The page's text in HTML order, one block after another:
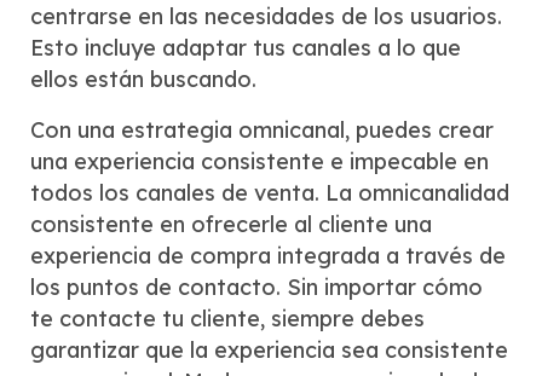
centrarse en las necesidades de los usuarios.
Esto incluye adaptar tus canales a lo que
ellos están buscando.
Con una estrategia omnicanal, puedes crear
una experiencia consistente e impecable en
todos los canales de venta. La omnicanalidad
consistente en ofrecerle al cliente una
experiencia de compra integrada a través de
los puntos de contacto. Sin importar cómo
te contacte tu cliente, siempre debes
garantizar que la experiencia sea consistente